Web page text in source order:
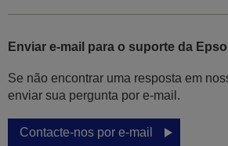
Enviar e-mail para o suporte da
Se não encontrar uma resposta em
enviar sua pergunta por e-mail.
Contacte-nos por e-mail